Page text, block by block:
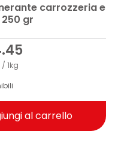
carrozzeria e
gr
/ 1kg
al carrello